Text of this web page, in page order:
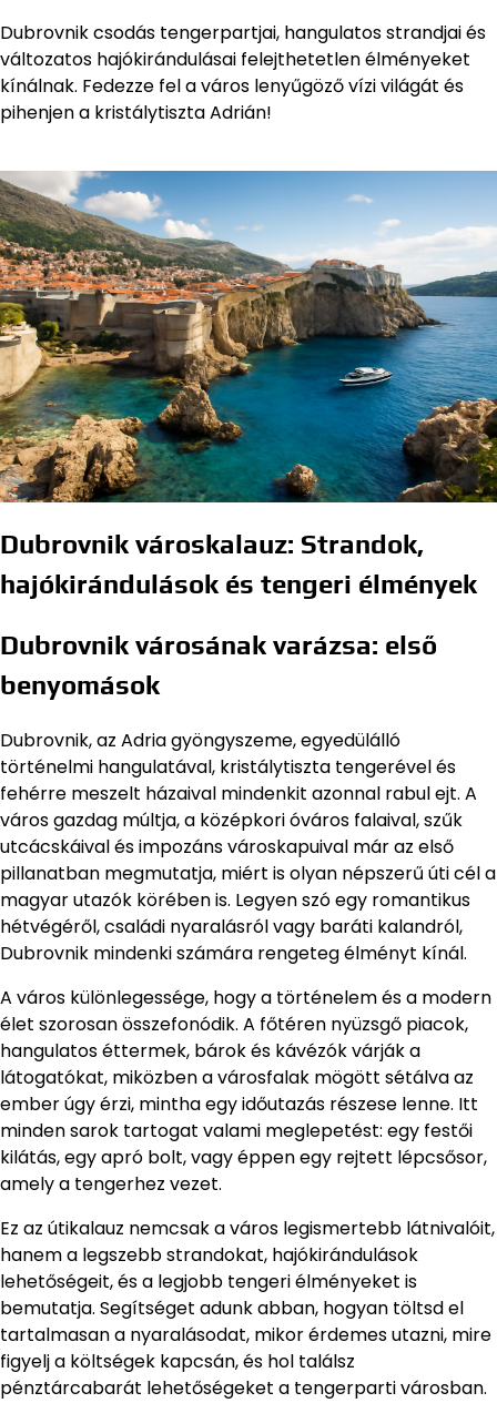
Dubrovnik csodás tengerpartjai, hangulatos strandjai és
változatos hajókirándulásai felejthetetlen élményeket
kínálnak. Fedezze fel a város lenyűgöző vízi világát és
pihenjen a kristálytiszta Adrián!
Dubrovnik városkalauz: Strandok,
hajókirándulások és tengeri élmények
Dubrovnik városának varázsa: első
benyomások
Dubrovnik, az Adria gyöngyszeme, egyedülálló
történelmi hangulatával, kristálytiszta tengerével és
fehérre meszelt házaival mindenkit azonnal rabul ejt. A
város gazdag múltja, a középkori óváros falaival, szűk
utcácskáival és impozáns városkapuival már az első
pillanatban megmutatja, miért is olyan népszerű úti cél a
magyar utazók körében is. Legyen szó egy romantikus
hétvégéről, családi nyaralásról vagy baráti kalandról,
Dubrovnik mindenki számára rengeteg élményt kínál.
A város különlegessége, hogy a történelem és a modern
élet szorosan összefonódik. A főtéren nyüzsgő piacok,
hangulatos éttermek, bárok és kávézók várják a
látogatókat, miközben a városfalak mögött sétálva az
ember úgy érzi, mintha egy időutazás részese lenne. Itt
minden sarok tartogat valami meglepetést: egy festői
kilátás, egy apró bolt, vagy éppen egy rejtett lépcsősor,
amely a tengerhez vezet.
Ez az útikalauz nemcsak a város legismertebb látnivalóit,
hanem a legszebb strandokat, hajókirándulások
lehetőségeit, és a legjobb tengeri élményeket is
bemutatja. Segítséget adunk abban, hogyan töltsd el
tartalmasan a nyaralásodat, mikor érdemes utazni, mire
figyelj a költségek kapcsán, és hol találsz
pénztárcabarát lehetőségeket a tengerparti városban.